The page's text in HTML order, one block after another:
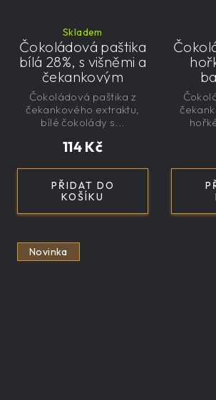
Skladem
Čokoládová paštika
bílá 28%, s višněmi a
čekankovým
sirupem 100g -
nízkokalorická,
řemeslná
114 Kč
PŘIDAT DO
KOŠÍKU
Čokoládová paštika z
čekankového extraktu,
bílé čokolády s...
Novinka